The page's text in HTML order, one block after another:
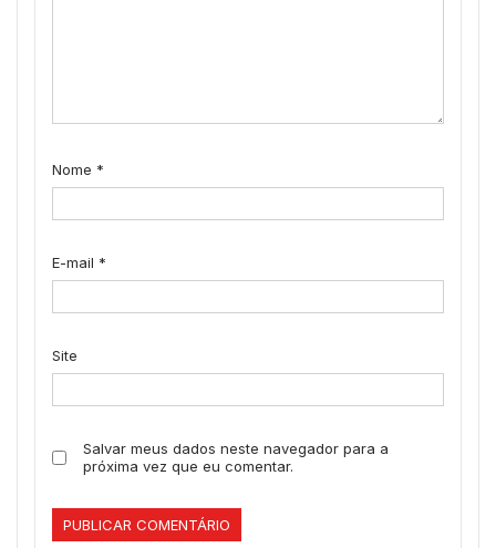
Nome *
E-mail *
Site
Salvar meus dados neste navegador para a
próxima vez que eu comentar.